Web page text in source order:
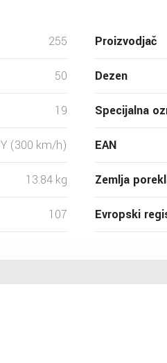
255
50
19
Y (300 km/h)
13.84 kg
107
Proizvodjač
Dezen
Specijalna
EAN
Zemlja
Evropski